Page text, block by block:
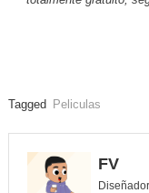
Tagged Peliculas
FV